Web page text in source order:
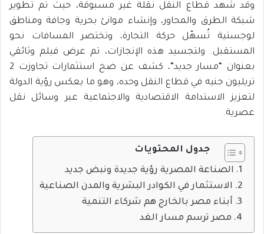
وقد شهد قطاع النقل نقلة غير مسبوقة، حيث تم تطوير
شبكة الطرق والمحاور، وإنشاء موانئ بحرية وجافة ومناطق
لوجستية تُسهّل حركة التجارة، وتختصر المسافات نحو
المستقبل. ولتجسيد هذه الإنجازات، تم عرض فيلم وثائقي
بعنوان “مسار جديد”، كشف عن ضخ استثمارات تجاوزت 2
تريليون جنيه في قطاع النقل وحده، وهو ما يعكس رؤية الدولة
لتعزيز الاستدامة الاقتصادية والاجتماعية عبر وسائل نقل
عصرية.
جدول المحتويات
الصناعة المصرية رؤية جديدة ونبض جديد
الاستثمار في الكوادر البشرية والمدن الصناعية
أبناء مصر بالخارج هم شركاء التنمية
مصر ترسم مسار الغد